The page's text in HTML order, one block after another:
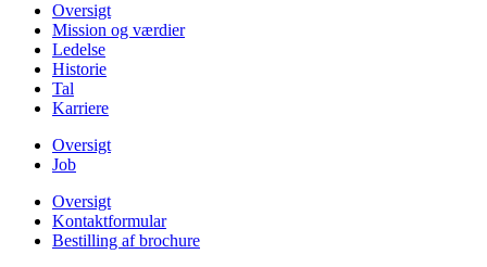
Oversigt
Mission og værdier
Ledelse
Historie
Tal
Karriere
Oversigt
Job
Oversigt
Kontaktformular
Bestilling af brochure